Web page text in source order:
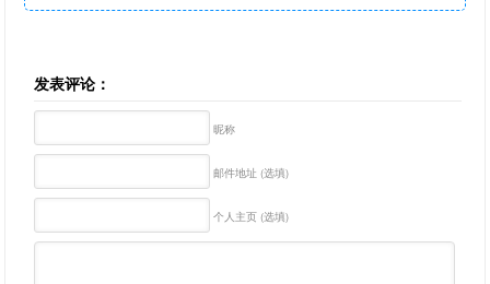
发表评论：
昵称
邮件地址 (选填)
个人主页 (选填)